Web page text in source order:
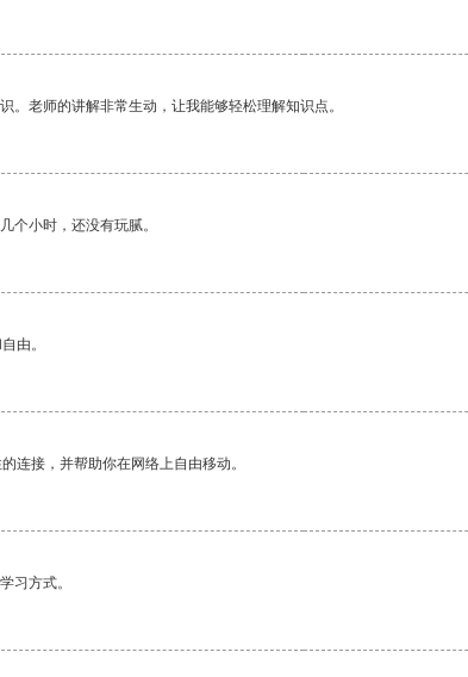
老师的讲解非常生动，让我能够轻松理解知识点。
个小时，还没有玩腻。
由。
连接，并帮助你在网络上自由移动。
习方式。